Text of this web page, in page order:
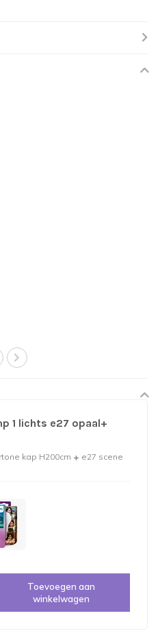
1 lichts e27 opaal+
kap H200cm
e27 scene
Toevoegen aan
winkelwagen